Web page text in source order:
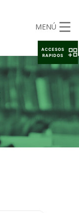
MENÚ
ACCESOS
RAPIDOS